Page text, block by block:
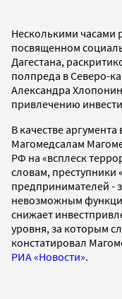
Несколькими часами
посвященном
Дагестана,
полпреда в Северо-
Александра
привлечению
В качестве
Магомедсалам
РФ на «всплеск
словам, преступники
предпринимателей -
невозможным
снижает
уровня, за которым
констатировал
РИА «Новости».